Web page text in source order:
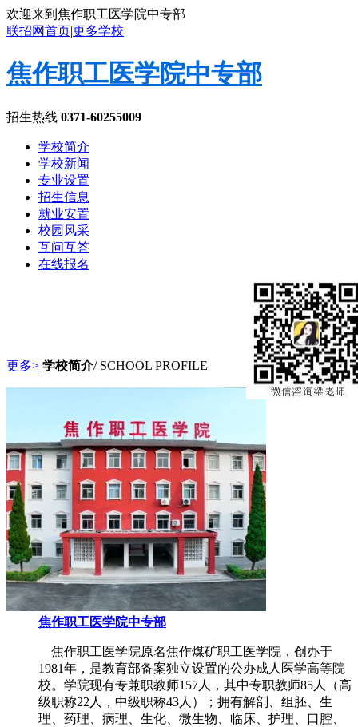
欢迎来到焦作职工医学院中专部
联招网首页|更多学校
焦作职工医学院中专部
招生热线 0371-60255009
学校简介
学校新闻
专业设置
招生信息
就业安置
校园风采
互问互答
在线报名
更多> 学校简介/ SCHOOL PROFILE
焦作职工医学院中专部
焦作职工医学院原名焦作煤矿职工医学院，创办于
1981年，是教育部备案独立设置的公办成人医学高等院
校。学院现有专兼职教师157人，其中专职教师85人（高
级职称22人，中级职称43人）；拥有解剖、组胚、生
理、药理、病理、生化、微生物、临床、护理、口腔、